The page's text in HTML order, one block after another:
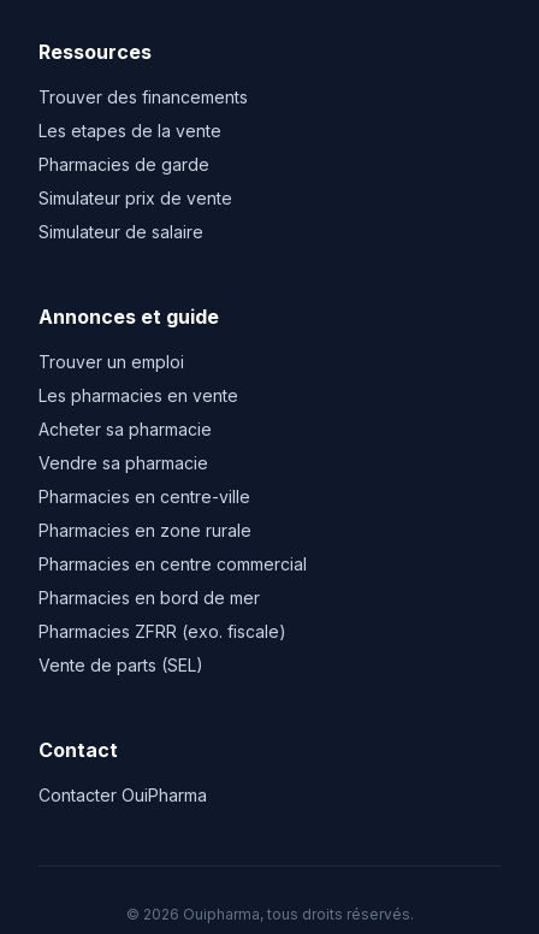
Ressources
Trouver des financements
Les etapes de la vente
Pharmacies de garde
Simulateur prix de vente
Simulateur de salaire
Annonces et guide
Trouver un emploi
Les pharmacies en vente
Acheter sa pharmacie
Vendre sa pharmacie
Pharmacies en centre-ville
Pharmacies en zone rurale
Pharmacies en centre commercial
Pharmacies en bord de mer
Pharmacies ZFRR (exo. fiscale)
Vente de parts (SEL)
Contact
Contacter OuiPharma
© 2026 Ouipharma, tous droits réservés.